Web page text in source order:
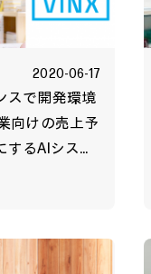
2020-06-17
スで開発環境
向けの売上予
るAIシステ
ーションが